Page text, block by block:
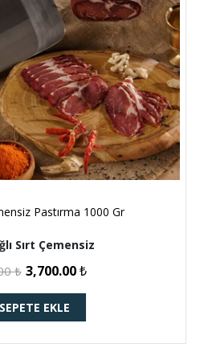
Pastırma 1000 Gr
Sırt Çemensiz
₺ 3,700.00₺
SEPETE EKLE